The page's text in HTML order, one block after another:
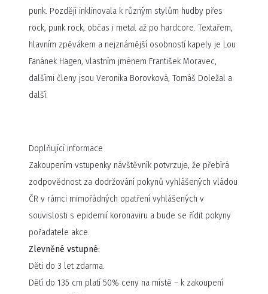
punk. Později inklinovala k různým stylům hudby přes
rock, punk rock, občas i metal až po hardcore. Textařem,
hlavním zpěvákem a nejznámější osobností kapely je Lou
Fanánek Hagen, vlastním jménem František Moravec,
dalšími členy jsou Veronika Borovková, Tomáš Doležal a
další.
Doplňující informace
Zakoupením vstupenky návštěvník potvrzuje, že přebírá
zodpovědnost za dodržování pokynů vyhlášených vládou
ČR v rámci mimořádných opatření vyhlášených v
souvislosti s epidemií koronaviru a bude se řídit pokyny
pořadatele akce.
Zlevněné vstupné:
Děti do 3 let zdarma.
Dětí do 135 cm platí 50% ceny na místě – k zakoupení